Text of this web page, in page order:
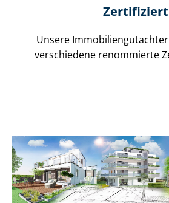
Zertifiziert
Unsere
verschiedene renommierte